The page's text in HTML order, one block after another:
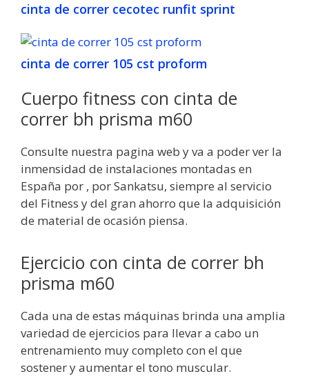
cinta de correr cecotec runfit sprint
cinta de correr 105 cst proform
Cuerpo fitness con cinta de
correr bh prisma m60
Consulte nuestra pagina web y va a poder ver la
inmensidad de instalaciones montadas en
España por , por Sankatsu, siempre al servicio
del Fitness y del gran ahorro que la adquisición
de material de ocasión piensa.
Ejercicio con cinta de correr bh
prisma m60
Cada una de estas máquinas brinda una amplia
variedad de ejercicios para llevar a cabo un
entrenamiento muy completo con el que
sostener y aumentar el tono muscular.